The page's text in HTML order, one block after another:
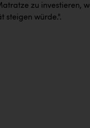
zu investieren,
steigen würde.".